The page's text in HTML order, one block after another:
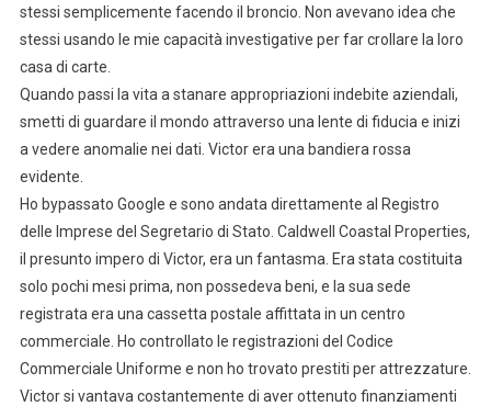
stessi semplicemente facendo il broncio. Non avevano idea che
stessi usando le mie capacità investigative per far crollare la loro
casa di carte.
Quando passi la vita a stanare appropriazioni indebite aziendali,
smetti di guardare il mondo attraverso una lente di fiducia e inizi
a vedere anomalie nei dati. Victor era una bandiera rossa
evidente.
Ho bypassato Google e sono andata direttamente al Registro
delle Imprese del Segretario di Stato. Caldwell Coastal Properties,
il presunto impero di Victor, era un fantasma. Era stata costituita
solo pochi mesi prima, non possedeva beni, e la sua sede
registrata era una cassetta postale affittata in un centro
commerciale. Ho controllato le registrazioni del Codice
Commerciale Uniforme e non ho trovato prestiti per attrezzature.
Victor si vantava costantemente di aver ottenuto finanziamenti